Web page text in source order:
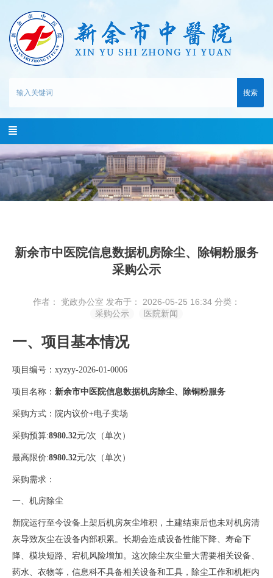
搜索
新余市中医院信息数据机房除尘、除铜粉服务
采购公示
作者： 党政办公室 发布于： 2026-05-25 16:34 分类：
采购公示
医院新闻
一、项目基本情况
项目编号： xyzyy-2026-01-0006
项目名称： 新余市中医院信息数据机房除尘、除铜粉服务
采购方式： 院内议价+电子卖场
采购预算:8980.32元/次（单次）
最高限价:8980.32元/次（单次）
采购需求：
一、机房除尘
新院运行至今设备上架后机房灰尘堆积，土建结束后也未对机房清
灰导致灰尘在设备内部积累。长期会造成设备性能下降、寿命下
降、模块短路、宕机风险增加。这次除尘灰尘量大需要相关设备、
药水、衣物等，信息科不具备相关设备和工具，除尘工作和机柜内